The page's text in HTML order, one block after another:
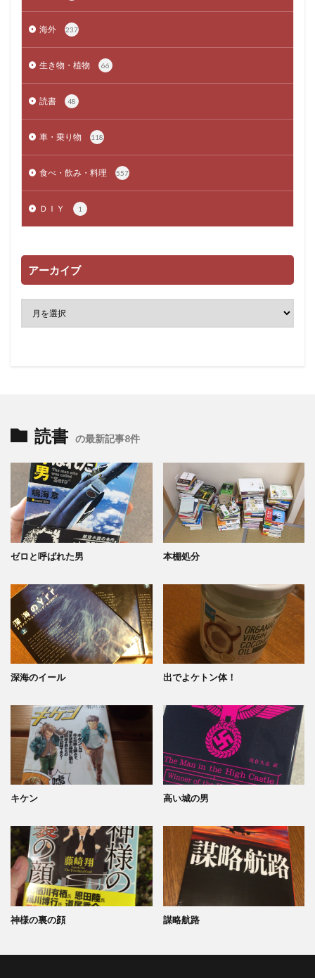
海外 237
生き物・植物 66
読書 48
車・乗り物 118
食べ・飲み・料理 557
ＤＩＹ 1
アーカイブ
読書 の最新記事8件
ゼロと呼ばれた男 本棚処分
深海のイール 出でよケトン体！
キケン 高い城の男
神様の裏の顔 謀略航路